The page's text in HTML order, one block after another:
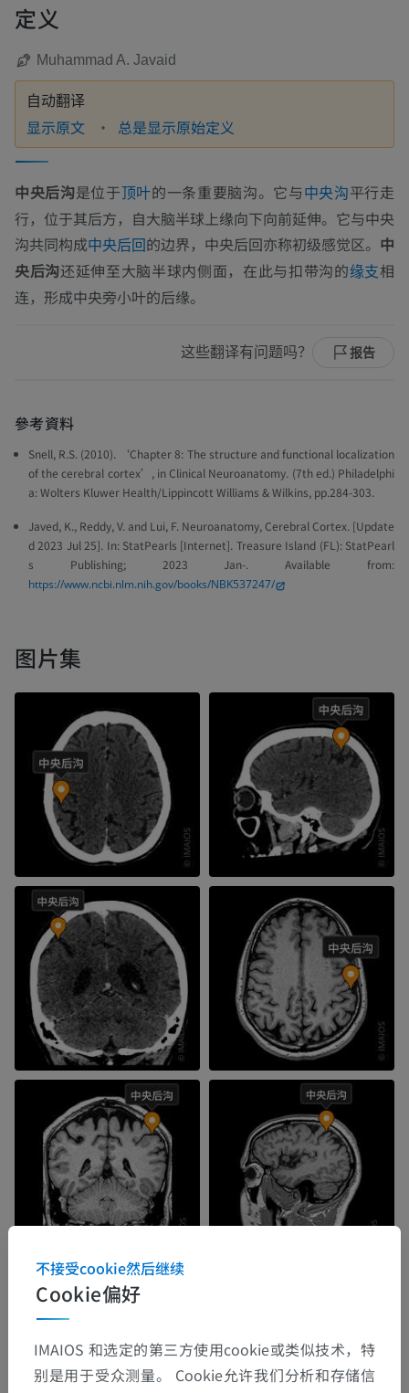
定义
Muhammad A. Javaid
自动翻译
显示原文 总是显示原始定义
中央后沟是位于顶叶的一条重要脑沟。它与中央沟平行走
行，位于其后方，自大脑半球上缘向下向前延伸。它与中央
沟共同构成中央后回的边界，中央后回亦称初级感觉区。 中
央后沟还延伸至大脑半球内侧面，在此与扣带沟的缘支相
连，形成中央旁小叶的后缘。
这些翻译有问题吗？ 报告
參考資料
Snell, R.S. (2010). ‘Chapter 8: The structure and functional localization
of the cerebral cortex’, in Clinical Neuroanatomy. (7th ed.) Philadelphi
a: Wolters Kluwer Health/Lippincott Williams & Wilkins, pp.284-303.
Javed, K., Reddy, V. and Lui, F. Neuroanatomy, Cerebral Cortex. [Update
d 2023 Jul 25]. In: StatPearls [Internet]. Treasure Island (FL): StatPearl
s Publishing; 2023 Jan-. Available from:
https://www.ncbi.nlm.nih.gov/books/NBK537247/
图片集
Cookie偏好
不接受cookie然后继续
IMAIOS 和选定的第三方使用cookie或类似技术，特
别是用于受众测量。 Cookie允许我们分析和存储信